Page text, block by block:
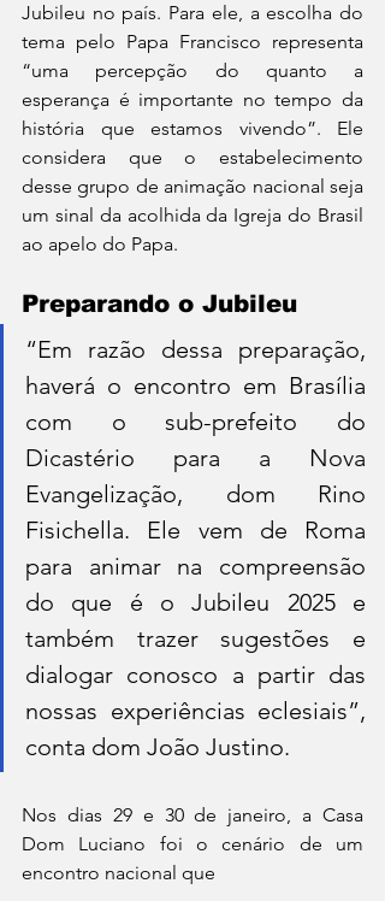
Jubileu no país. Para ele, a escolha do
tema pelo Papa Francisco representa
“uma percepção do quanto a
esperança é importante no tempo da
história que estamos vivendo”. Ele
considera que o estabelecimento
desse grupo de animação nacional seja
um sinal da acolhida da Igreja do Brasil
ao apelo do Papa.
Preparando o Jubileu
“Em razão dessa preparação,
haverá o encontro em Brasília
com o sub-prefeito do
Dicastério para a Nova
Evangelização, dom Rino
Fisichella. Ele vem de Roma
para animar na compreensão
do que é o Jubileu 2025 e
também trazer sugestões e
dialogar conosco a partir das
nossas experiências eclesiais”,
conta dom João Justino.
Nos dias 29 e 30 de janeiro, a Casa
Dom Luciano foi o cenário de um
encontro nacional que